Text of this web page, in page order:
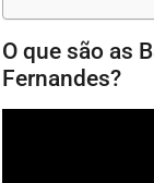
O que são as
Fernandes?